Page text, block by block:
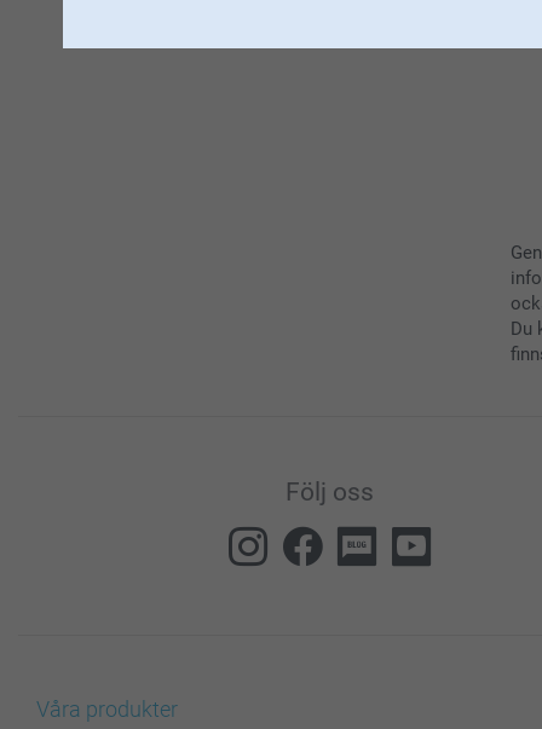
Du
Följ oss
Våra produkter